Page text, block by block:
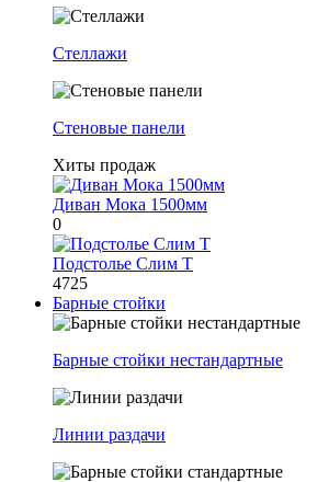
Стеллажи
Стеновые панели
Хиты продаж
Диван Мока 1500мм
0
Подстолье Слим Т
4725
Барные стойки
Барные стойки нестандартные
Линии раздачи